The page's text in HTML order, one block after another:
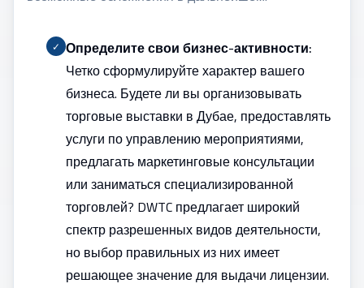
✓ Определите свои бизнес-активности:
Четко сформулируйте характер вашего
бизнеса. Будете ли вы организовывать
торговые выставки в Дубае, предоставлять
услуги по управлению мероприятиями,
предлагать маркетинговые консультации
или заниматься специализированной
торговлей? DWTC предлагает широкий
спектр разрешенных видов деятельности,
но выбор правильных из них имеет
решающее значение для выдачи лицензии.